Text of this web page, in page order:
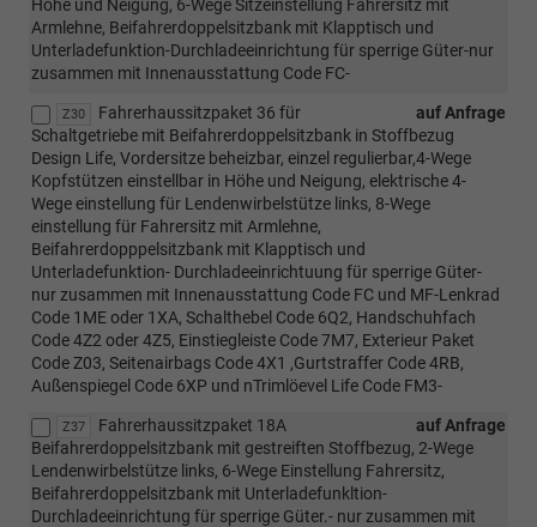
Höhe und Neigung, 6-Wege Sitzeinstellung Fahrersitz mit
Armlehne, Beifahrerdoppelsitzbank mit Klapptisch und
Unterladefunktion-Durchladeeinrichtung für sperrige Güter-nur
zusammen mit Innenausstattung Code FC-
Z30 auf Anfrage
Fahrerhaussitzpaket 36 für
Schaltgetriebe mit Beifahrerdoppelsitzbank in Stoffbezug
Design Life, Vordersitze beheizbar, einzel regulierbar,4-Wege
Kopfstützen einstellbar in Höhe und Neigung, elektrische 4-
Wege einstellung für Lendenwirbelstütze links, 8-Wege
einstellung für Fahrersitz mit Armlehne,
Beifahrerdopppelsitzbank mit Klapptisch und
Unterladefunktion- Durchladeeinrichtuung für sperrige Güter-
nur zusammen mit Innenausstattung Code FC und MF-Lenkrad
Code 1ME oder 1XA, Schalthebel Code 6Q2, Handschuhfach
Code 4Z2 oder 4Z5, Einstiegleiste Code 7M7, Exterieur Paket
Code Z03, Seitenairbags Code 4X1 ,Gurtstraffer Code 4RB,
Außenspiegel Code 6XP und nTrimlöevel Life Code FM3-
Z37 auf Anfrage
Fahrerhaussitzpaket 18A
Beifahrerdoppelsitzbank mit gestreiften Stoffbezug, 2-Wege
Lendenwirbelstütze links, 6-Wege Einstellung Fahrersitz,
Beifahrerdoppelsitzbank mit Unterladefunkltion-
Durchladeeinrichtung für sperrige Güter.- nur zusammen mit